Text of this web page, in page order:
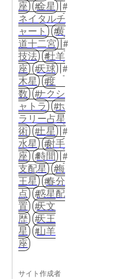
座
金星
ネイタルチ
ャート
黄
道十二宮
技法
牡羊
座
天球
木星
度
数
ナクシ
ャトラ
ホ
ラリー占星
術
土星
水星
射手
座
時間
支配星
海
王星
春分
点
惑星配
置
天文
歴
天王
星
山羊
座
サイト作成者